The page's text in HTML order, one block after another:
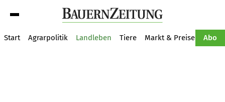
Start Agrarpolitik Landleben Tiere Markt & Preise Abo